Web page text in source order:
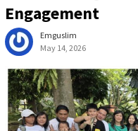
Engagement
Emguslim
May 14, 2026